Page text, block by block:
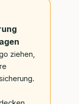
ziehen,